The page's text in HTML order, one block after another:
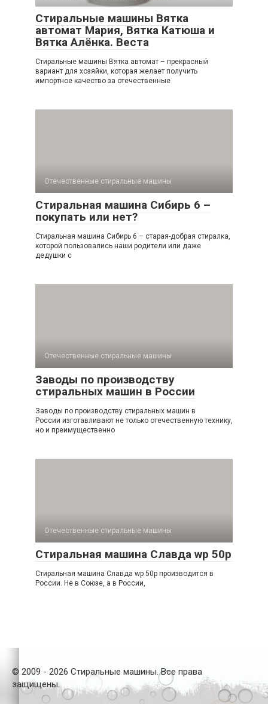
Стиральные машины Вятка
автомат Мария, Вятка Катюша и
Вятка Алёнка. Веста
Стиральные машины Вятка автомат – прекрасный
вариант для хозяйки, которая желает получить
импортное качество за отечественные
Отечественные стиральные машины
Стиральная машина Сибирь 6 –
покупать или нет?
Стиральная машина Сибирь 6 – старая-добрая стиралка,
которой пользовались наши родители или даже
дедушки с
Отечественные стиральные машины
Заводы по производству
стиральных машин в России
Заводы по производству стиральных машин в
России изготавливают не только отечественную технику,
но и преимущественно
Отечественные стиральные машины
Стиральная машина Славда wp 50p
Стиральная машина Славда wp 50p производится в
России. Не в Союзе, а в России,
© 2009 - 2026 Стиральные машины. Все права
защищены.